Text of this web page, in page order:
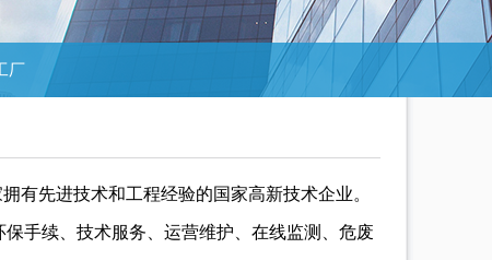
厂
有先进技术和工程经验的国家高新技术企业。
手续、技术服务、运营维护、在线监测、危废